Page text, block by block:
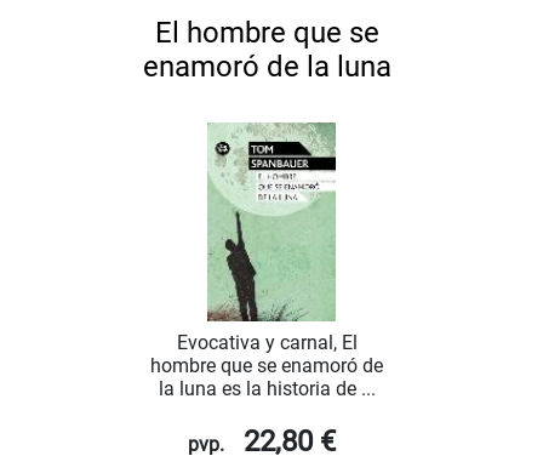
El hombre que se
enamoró de la luna
Evocativa y carnal, El
hombre que se enamoró de
la luna es la historia de ...
pvp. 22,80 €